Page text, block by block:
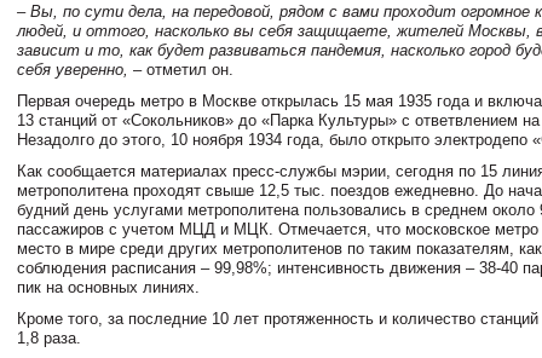
– Вы, по сути дела, на передовой, рядом с вами проходит огромное
людей, и оттого, насколько вы себя защищаете, жителей Москвы,
зависит и то, как будет развиваться пандемия, насколько город
себя уверенно, – отметил он.
Первая очередь метро в Москве открылась 15 мая 1935 года и
13 станций от «Сокольников» до «Парка Культуры» с ответвлением
Незадолго до этого, 10 ноября 1934 года, было открыто электродепо
Как сообщается материалах пресс-службы мэрии, сегодня по 15
метрополитена проходят свыше 12,5 тыс. поездов ежедневно. До
будний день услугами метрополитена пользовались в среднем
пассажиров с учетом МЦД и МЦК. Отмечается, что московское метро
место в мире среди других метрополитенов по таким показателям,
соблюдения расписания – 99,98%; интенсивность движения – 38-40
пик на основных линиях.
Кроме того, за последние 10 лет протяженность и количество
1,8 раза.